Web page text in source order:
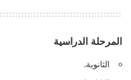
المرحلة الدراسية
الثانوية.